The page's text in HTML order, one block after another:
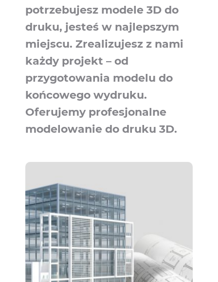
potrzebujesz modele 3D do
druku, jesteś w najlepszym
miejscu. Zrealizujesz z nami
każdy projekt – od
przygotowania modelu do
końcowego wydruku.
Oferujemy profesjonalne
modelowanie do druku 3D.